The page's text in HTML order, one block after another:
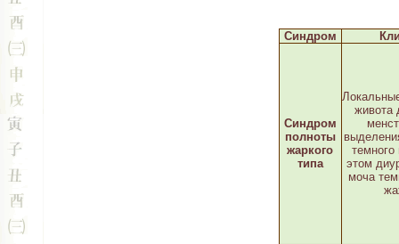
Синдром
Синдром
полноты
жаркого
типа
живота
темного
этом
моча